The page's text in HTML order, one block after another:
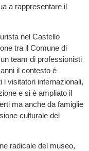
a rappresentare il
nel Castello
tra il Comune di
team di professionisti
il contesto è
i visitatori internazionali,
e si è ampliato il
ma anche da famiglie
culturale del
radicale del museo,